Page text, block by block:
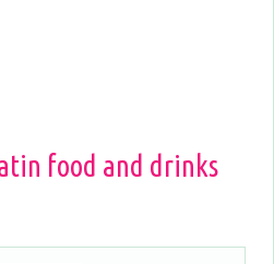
food and drinks